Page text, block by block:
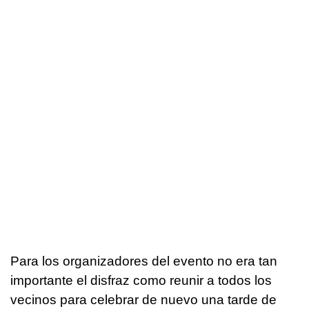
Para los organizadores del evento no era tan
importante el disfraz como reunir a todos los
vecinos para celebrar de nuevo una tarde de